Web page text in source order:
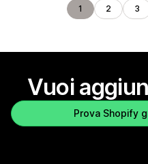
1 2 3
Vuoi
Prova Shopify